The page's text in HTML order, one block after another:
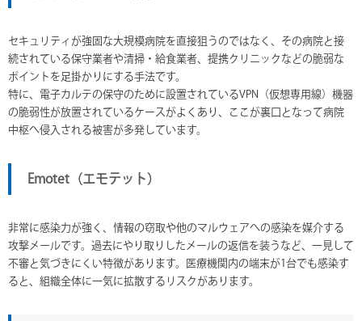
セキュリティが強固な大規模病院を直接狙うのではなく、その病院と接
続されている保守業者や清掃・給食業者、提携クリニックなどの脆弱な
ポイントを足掛かりにする手法です。
特に、電子カルテの保守のために設置されているVPN（仮想専用線）機器
の脆弱性が放置されているケースがよくあり、ここが裏口となって病院
中枢へ侵入される被害が多発しています。
Emotet（エモテット）
非常に感染力が強く、情報の窃取や他のマルウェアへの感染を媒介する
攻撃メールです。過去にやり取りしたメールの返信を装うなど、一見して
不審と気づきにくい特徴があります。医療機関内の端末が1台でも感染す
ると、組織全体に一気に拡散するリスクがあります。